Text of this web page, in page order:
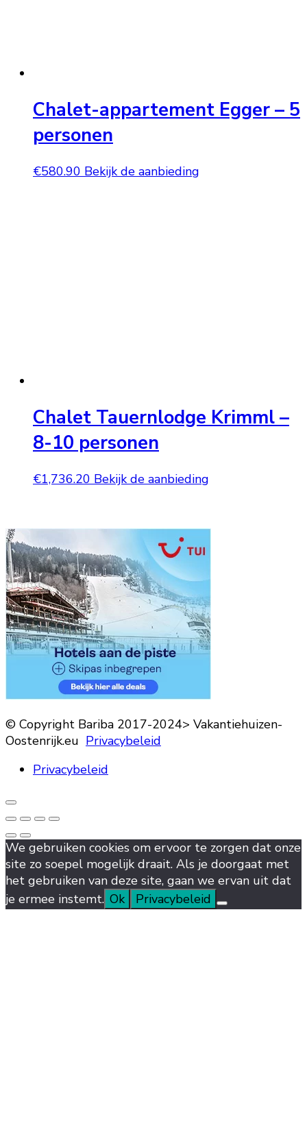
Chalet-appartement Egger – 5
personen
€580.90 Bekijk de aanbieding
Chalet Tauernlodge Krimml –
8-10 personen
€1,736.20 Bekijk de aanbieding
© Copyright Bariba 2017-2024> Vakantiehuizen-
Oostenrijk.eu Privacybeleid
Privacybeleid
We gebruiken cookies om ervoor te zorgen dat onze
site zo soepel mogelijk draait. Als je doorgaat met
het gebruiken van deze site, gaan we ervan uit dat
je ermee instemt. Ok Privacybeleid